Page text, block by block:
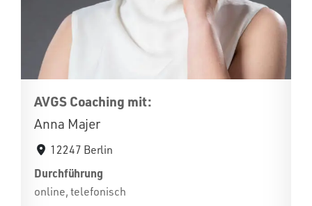
AVGS Coaching mit:
Anna Majer
12247 Berlin
Durchführung
online, telefonisch